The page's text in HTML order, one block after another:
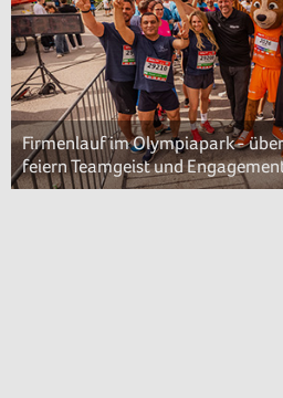
Firmenlauf im Olympiapark -
feiern Teamgeist und